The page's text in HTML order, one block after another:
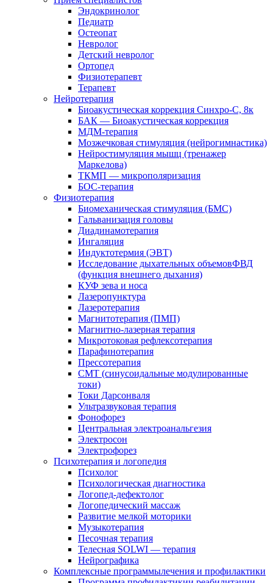
Эндокринолог
Педиатр
Остеопат
Невролог
Детский невролог
Ортопед
Физиотерапевт
Терапевт
Нейротерапия
Биоакустическая коррекция Синхро-С, 8к
БАК — Биоакустическая коррекция
МДМ-терапия
Мозжечковая стимуляция (нейрогимнастика)
Нейростимуляция мышц (тренажер
Маркелова)
ТКМП — микрополяризация
БОС-терапия
Физиотерапия
Биомеханическая стимуляция (БМС)
Гальванизация головы
Диадинамотерапия
Ингаляция
Индуктотермия (ЭВТ)
Исследование дыхательных объемовФВД
(функция внешнего дыхания)
КУФ зева и носа
Лазеропунктура
Лазеротерапия
Магнитотерапия (ПМП)
Магнитно-лазерная терапия
Микротоковая рефлексотерапия
Парафинотерапия
Прессотерапия
СМТ (синусоидальные модулированные
токи)
Токи Дарсонваля
Ультразвуковая терапия
Фонофорез
Центральная электроанальгезия
Электросон
Электрофорез
Психотерапия и логопедия
Психолог
Психологическая диагностика
Логопед-дефектолог
Логопедический массаж
Развитие мелкой моторики
Музыкотерапия
Песочная терапия
Телесная SOLWI — терапия
Нейрографика
Комплексные программылечения и профилактики